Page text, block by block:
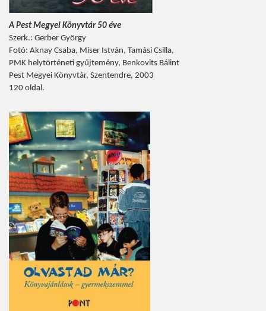
A Pest Megyei Könyvtár 50 éve
Szerk.: Gerber György
Fotó: Aknay Csaba, Miser István, Tamási Csilla,
PMK helytörténeti gyűjtemény, Benkovits Bálint
Pest Megyei Könyvtár, Szentendre, 2003
120 oldal.